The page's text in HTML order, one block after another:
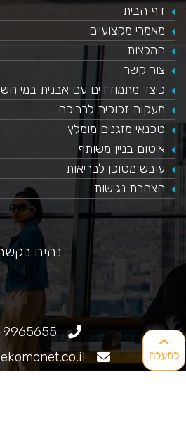
למעלה
דף הבית
מאמרי מקצועיים
המלצות
צור קשר
כיצד מתמודדים עם אבנית במי
​מעקות זכוכית לבריכה
טכנאי מזגנים מומלץ
איטום בניין משותף
עובש מסוכן לבריאות
הצהרת נגישות
נהיה
9965655